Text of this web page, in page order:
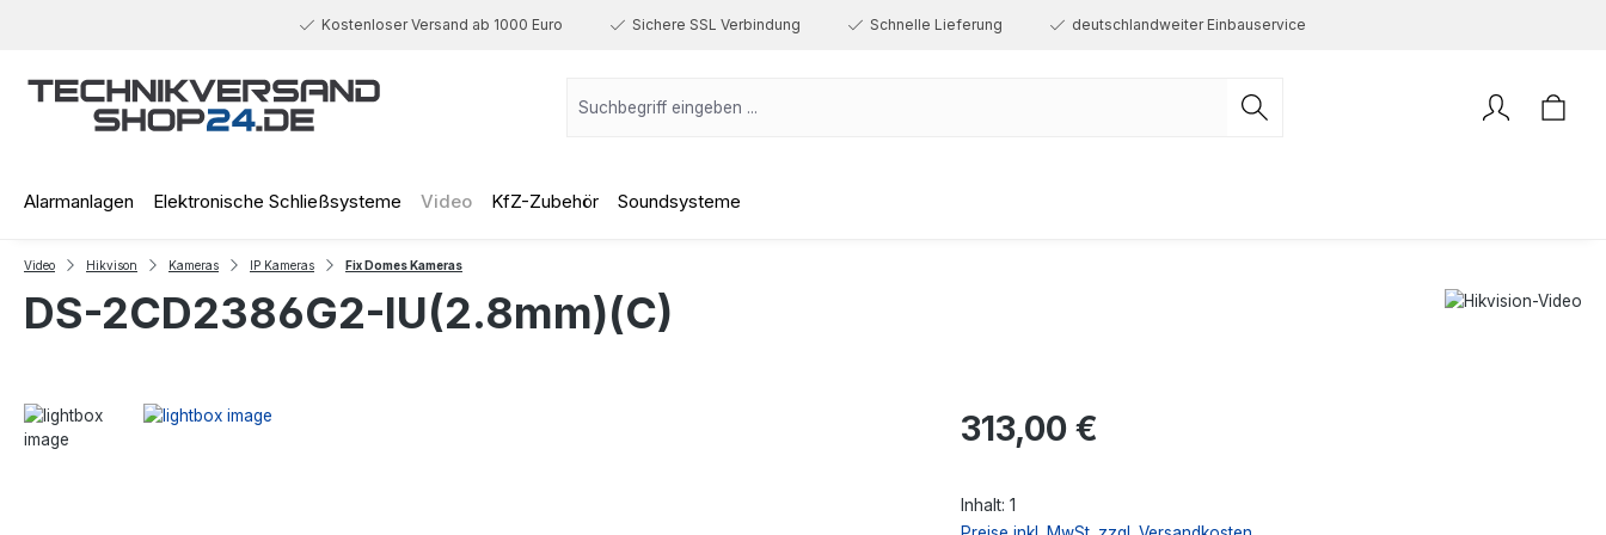
Kostenloser Versand ab 1000 Euro Sichere SSL Verbindung Schnelle Lieferung deutschlandweiter Einbauservice
Alarmanlagen Elektronische Schließsysteme Video KfZ-Zubehör Soundsysteme
Video Hikvison Kameras IP Kameras Fix Domes Kameras
DS-2CD2386G2-IU(2.8mm)(C)
Regulärer Preis:
313,00 €
Inhalt: 1